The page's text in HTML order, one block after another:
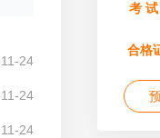
24
24
24
考
合格